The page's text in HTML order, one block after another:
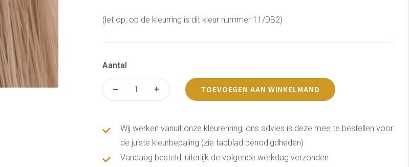
(let op, op de kleurring is dit kleur nummer 11/DB2)
Aantal
TOEVOEGEN AAN WINKELMAND
Wij werken vanuit onze kleurenring, ons advies is deze mee te bestellen voor
de juiste kleurbepaling (zie tabblad benodigdheden)
Vandaag besteld, uiterlijk de volgende werkdag verzonden